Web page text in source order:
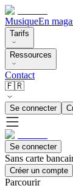
MusiqueEn
Tarifs
Ressources
Contact
🇫🇷
Se connecter
Se connecter
Sans carte
Créer un compte
Parcourir